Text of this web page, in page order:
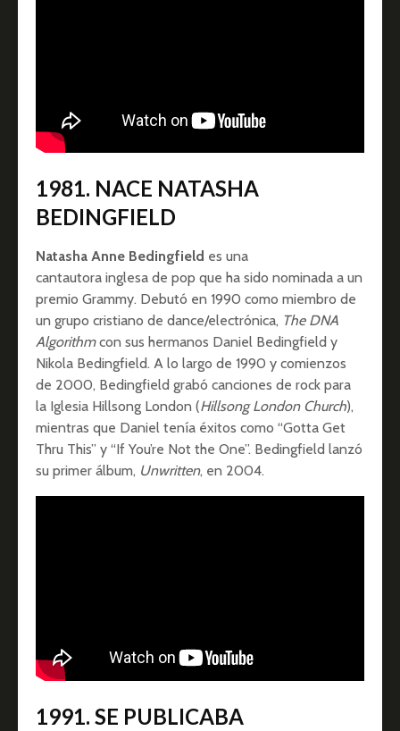
1981. NACE NATASHA
BEDINGFIELD
Natasha Anne Bedingfield es una
cantautora inglesa de pop que ha sido nominada a un
premio Grammy. Debutó en 1990 como miembro de
un grupo cristiano de dance/electrónica, The DNA
Algorithmcon sus hermanos Daniel Bedingfield y
Nikola Bedingfield. A lo largo de 1990 y comienzos
de 2000, Bedingfield grabó canciones de rock para
la Iglesia Hillsong London (Hillsong London Church),
mientras que Daniel tenía éxitos como “Gotta Get
Thru This” y “If You’re Not the One”. Bedingfield lanzó
su primer álbum, Unwritten, en 2004.
1991. SE PUBLICABA